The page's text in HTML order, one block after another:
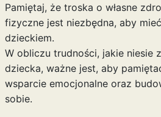
Pamiętaj, że troska o własne
fizyczne jest niezbędna, aby
dzieckiem.
W obliczu trudności, jakie niesie
dziecka, ważne jest, aby
wsparcie emocjonalne oraz
sobie.